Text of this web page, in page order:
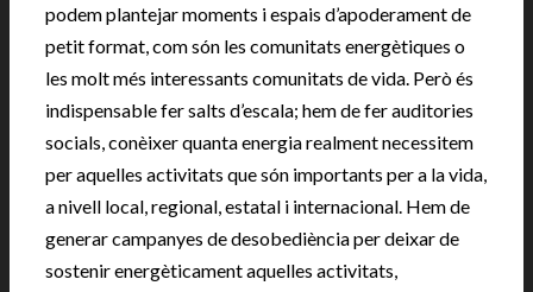
podem plantejar moments i espais d’apoderament de
petit format, com són les comunitats energètiques o
les molt més interessants comunitats de vida. Però és
indispensable fer salts d’escala; hem de fer auditories
socials, conèixer quanta energia realment necessitem
per aquelles activitats que són importants per a la vida,
a nivell local, regional, estatal i internacional. Hem de
generar campanyes de desobediència per deixar de
sostenir energèticament aquelles activitats,